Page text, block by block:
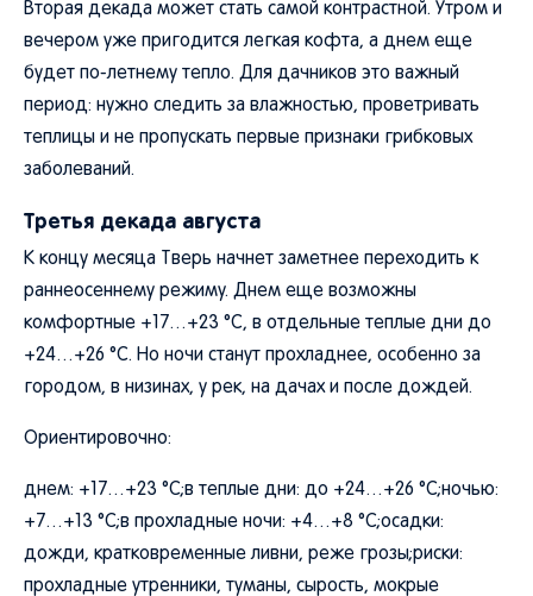
Вторая декада может стать самой контрастной. Утром и
вечером уже пригодится легкая кофта, а днем еще
будет по-летнему тепло. Для дачников это важный
период: нужно следить за влажностью, проветривать
теплицы и не пропускать первые признаки грибковых
заболеваний.
Третья декада августа
К концу месяца Тверь начнет заметнее переходить к
раннеосеннему режиму. Днем еще возможны
комфортные +17…+23 °C, в отдельные теплые дни до
+24…+26 °C. Но ночи станут прохладнее, особенно за
городом, в низинах, у рек, на дачах и после дождей.
Ориентировочно:
днем: +17…+23 °C;в теплые дни: до +24…+26 °C;ночью:
+7…+13 °C;в прохладные ночи: +4…+8 °C;осадки:
дожди, кратковременные ливни, реже грозы;риски:
прохладные утренники, туманы, сырость, мокрые